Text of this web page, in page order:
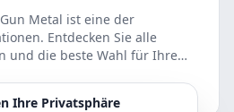
Metal ist eine der
Entdecken Sie alle
und die beste Wahl für Ihre
Ihre Privatsphäre